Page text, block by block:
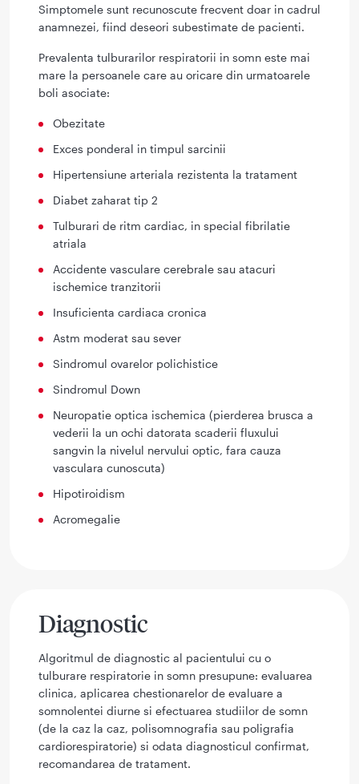
Simptomele sunt recunoscute frecvent doar in cadrul
anamnezei, fiind deseori subestimate de pacienti.
Prevalenta tulburarilor respiratorii in somn este mai
mare la persoanele care au oricare din urmatoarele
boli asociate:
Obezitate
Exces ponderal in timpul sarcinii
Hipertensiune arteriala rezistenta la tratament
Diabet zaharat tip 2
Tulburari de ritm cardiac, in special fibrilatie
atriala
Accidente vasculare cerebrale sau atacuri
ischemice tranzitorii
Insuficienta cardiaca cronica
Astm moderat sau sever
Sindromul ovarelor polichistice
Sindromul Down
Neuropatie optica ischemica (pierderea brusca a
vederii la un ochi datorata scaderii fluxului
sangvin la nivelul nervului optic, fara cauza
vasculara cunoscuta)
Hipotiroidism
Acromegalie
Diagnostic
Algoritmul de diagnostic al pacientului cu o
tulburare respiratorie in somn presupune: evaluarea
clinica, aplicarea chestionarelor de evaluare a
somnolentei diurne si efectuarea studiilor de somn
(de la caz la caz, polisomnografia sau poligrafia
cardiorespiratorie) si odata diagnosticul confirmat,
recomandarea de tratament.